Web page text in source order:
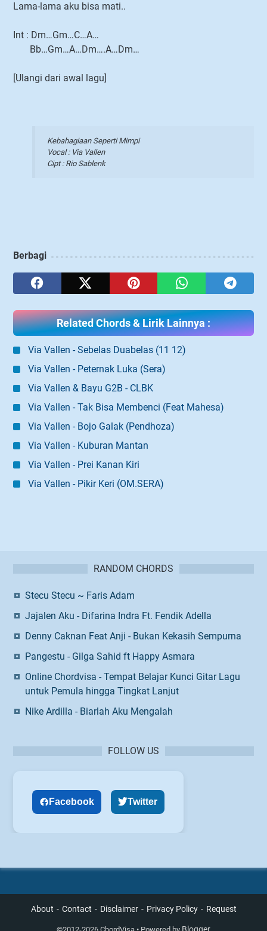
Lama-lama aku bisa mati..
Int : Dm…Gm…C…A…
Bb…Gm…A…Dm….A…Dm…
[Ulangi dari awal lagu]
Kebahagiaan Seperti Mimpi
Vocal : Via Vallen
Cipt : Rio Sablenk
Berbagi
Related Chords & Lirik Lainnya :
Via Vallen - Sebelas Duabelas (11 12)
Via Vallen - Peternak Luka (Sera)
Via Vallen & Bayu G2B - CLBK
Via Vallen - Tak Bisa Membenci (Feat Mahesa)
Via Vallen - Bojo Galak (Pendhoza)
Via Vallen - Kuburan Mantan
Via Vallen - Prei Kanan Kiri
Via Vallen - Pikir Keri (OM.SERA)
RANDOM CHORDS
Stecu Stecu ~ Faris Adam
Jajalen Aku - Difarina Indra Ft. Fendik Adella
Denny Caknan Feat Anji - Bukan Kekasih Sempurna
Pangestu - Gilga Sahid ft Happy Asmara
Online Chordvisa - Tempat Belajar Kunci Gitar Lagu
untuk Pemula hingga Tingkat Lanjut
Nike Ardilla - Biarlah Aku Mengalah
FOLLOW US
Facebook Twitter
About Contact Disclaimer Privacy Policy Request